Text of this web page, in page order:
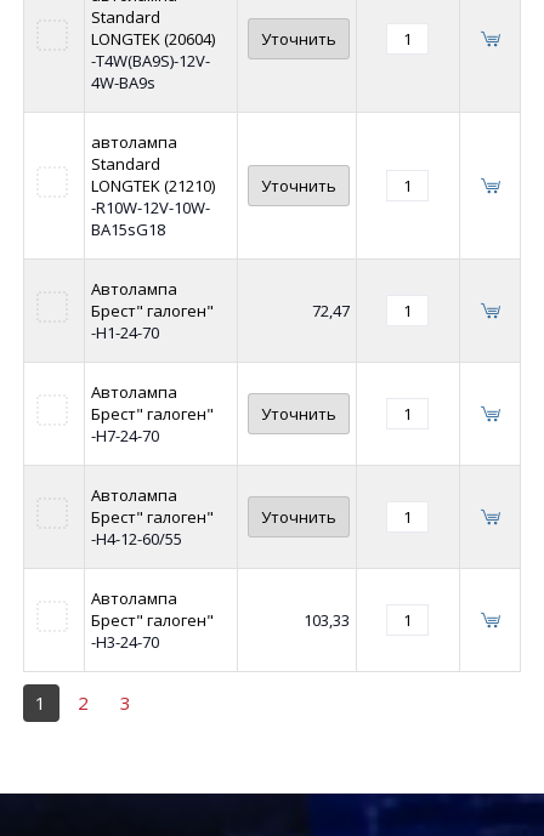
Standard
LONGTEK (20604)
-T4W(BA9S)-12V-
4W-BA9s
Уточнить
автолампа
Standard
LONGTEK (21210)
-R10W-12V-10W-
BA15sG18
Уточнить
Автолампа
Брест" галоген"
-Н1-24-70
72,47
Автолампа
Брест" галоген"
-Н7-24-70
Уточнить
Автолампа
Брест" галоген"
-Н4-12-60/55
Уточнить
Автолампа
Брест" галоген"
-Н3-24-70
103,33
1 2 3